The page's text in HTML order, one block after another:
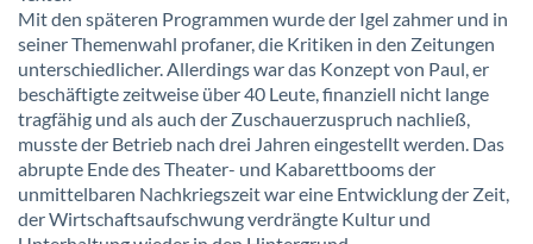
Mit den späteren Programmen wurde der Igel zahmer und in
seiner Themenwahl profaner, die Kritiken in den Zeitungen
unterschiedlicher. Allerdings war das Konzept von Paul, er
beschäftigte zeitweise über 40 Leute, finanziell nicht lange
tragfähig und als auch der Zuschauerzuspruch nachließ,
musste der Betrieb nach drei Jahren eingestellt werden. Das
abrupte Ende des Theater- und Kabarettbooms der
unmittelbaren Nachkriegszeit war eine Entwicklung der Zeit,
der Wirtschaftsaufschwung verdrängte Kultur und